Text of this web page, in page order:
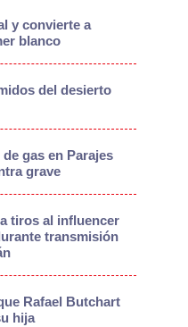
y convierte a
blanco
del desierto
gas en Parajes
grave
tiros al influencer
transmisión
Rafael Butchart
hija